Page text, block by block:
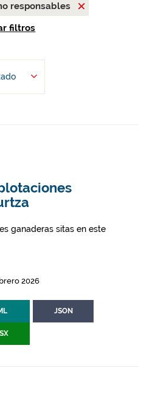
responsables
filtros
ganaderas sitas en este
2026
JSON